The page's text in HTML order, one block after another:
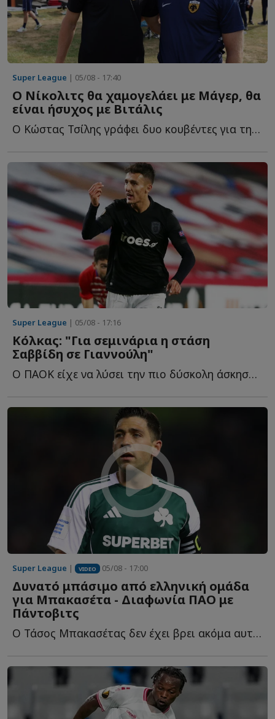
Super League | 05/08 - 17:40
Ο Νίκολιτς θα χαμογελάει με Μάγερ, θα
είναι ήσυχος με Βιτάλις
Ο Κώστας Τσίλης γράφει δυο κουβέντες για την περίπτωση τ...
Super League | 05/08 - 17:16
Κόλκας: "Για σεμινάρια η στάση
Σαββίδη σε Γιαννούλη"
O ΠΑΟΚ είχε να λύσει την πιο δύσκολη άσκηση απ όλους. Τ...
Super League | VIDEO 05/08 - 17:00
Δυνατό μπάσιμο από ελληνική ομάδα
για Μπακασέτα - Διαφωνία ΠΑΟ με
Πάντοβιτς
Ο Τάσος Μπακασέτας δεν έχει βρει ακόμα αυτό που ψάχνει σ...